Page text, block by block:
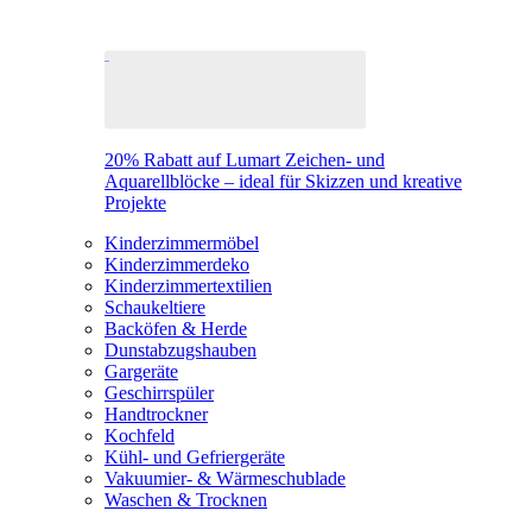
20% Rabatt auf Lumart Zeichen- und
Aquarellblöcke – ideal für Skizzen und kreative
Projekte
Kinderzimmermöbel
Kinderzimmerdeko
Kinderzimmertextilien
Schaukeltiere
Backöfen & Herde
Dunstabzugshauben
Gargeräte
Geschirrspüler
Handtrockner
Kochfeld
Kühl- und Gefriergeräte
Vakuumier- & Wärmeschublade
Waschen & Trocknen